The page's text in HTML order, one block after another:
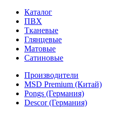
Каталог
ПВХ
Тканевые
Глянцевые
Матовые
Сатиновые
Производители
MSD Premium (Китай)
Pongs (Германия)
Descor (Германия)